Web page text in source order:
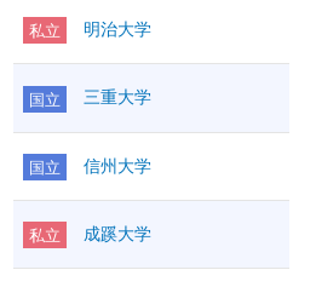
私立 明治大学
国立 三重大学
国立 信州大学
私立 成蹊大学